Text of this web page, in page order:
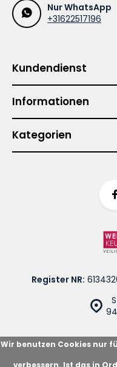
Nur WhatsApp
+31622517196
Kundendienst
Informationen
Kategorien
Register NR:
Wir benutzen Cookies nur